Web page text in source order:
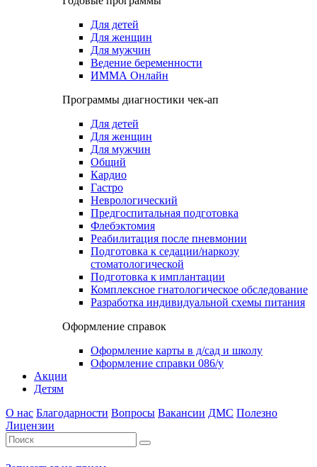
Для детей
Для женщин
Для мужчин
Ведение беременности
ИММА Онлайн
Программы диагностики чек-ап
Для детей
Для женщин
Для мужчин
Общий
Кардио
Гастро
Неврологический
Предгоспитальная подготовка
Флебэктомия
Реабилитация после пневмонии
Подготовка к седации/наркозу
стоматологической
Подготовка к имплантации
Комплексное гнатологическое обследование
Разработка индивидуальной схемы питания
Оформление справок
Оформление карты в д/сад и школу
Оформление справки 086/у
Акции
Детям
О нас Благодарности Вопросы Вакансии ДМС Полезно
Лицензии